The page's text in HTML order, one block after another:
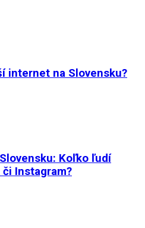
internet na Slovensku?
Koľko ľudí
Instagram?